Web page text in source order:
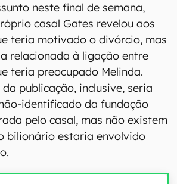
neste final de semana,
casal Gates revelou aos
teria motivado o divórcio, mas
relacionada à ligação entre
teria preocupado Melinda.
publicação, inclusive, seria
identificado da fundação
pelo casal, mas não existem
bilionário estaria envolvido